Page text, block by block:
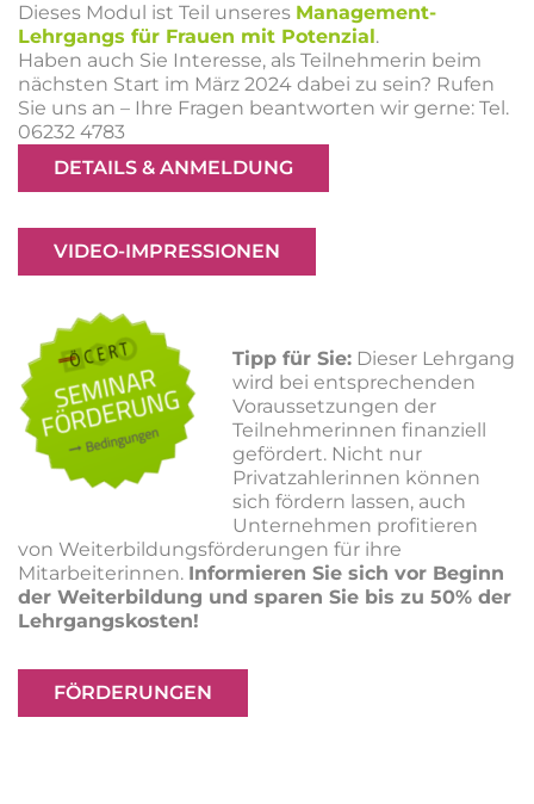
Dieses Modul ist Teil unseres Management-
Lehrgangs für Frauen mit Potenzial.
Haben auch Sie Interesse, als Teilnehmerin beim
nächsten Start im März 2024 dabei zu sein? Rufen
Sie uns an – Ihre Fragen beantworten wir gerne: Tel.
06232 4783
DETAILS & ANMELDUNG
VIDEO-IMPRESSIONEN
Tipp für Sie: Dieser Lehrgang
wird bei entsprechenden
Voraussetzungen der
Teilnehmerinnen finanziell
gefördert. Nicht nur
Privatzahlerinnen können
sich fördern lassen, auch
Unternehmen profitieren
von Weiterbildungsförderungen für ihre
Mitarbeiterinnen. Informieren Sie sich vor Beginn
der Weiterbildung und sparen Sie bis zu 50% der
Lehrgangskosten!
FÖRDERUNGEN